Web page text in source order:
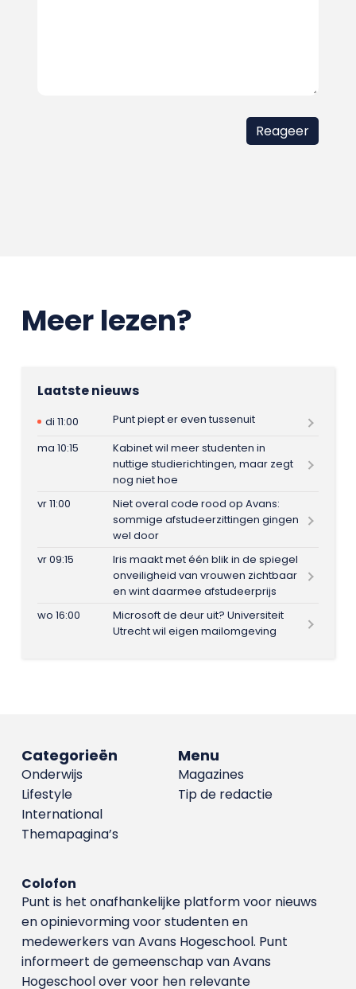
Meer lezen?
Laatste nieuws
di 11:00
Punt piept er even tussenuit
ma 10:15
Kabinet wil meer studenten in
nuttige studierichtingen, maar zegt
nog niet hoe
vr 11:00
Niet overal code rood op Avans:
sommige afstudeerzittingen gingen
wel door
vr 09:15
Iris maakt met één blik in de spiegel
onveiligheid van vrouwen zichtbaar
en wint daarmee afstudeerprijs
wo 16:00
Microsoft de deur uit? Universiteit
Utrecht wil eigen mailomgeving
Menu
Magazines
Tip de redactie
Categorieën
Onderwijs
Lifestyle
International
Themapagina’s
Colofon
Punt is het onafhankelijke platform voor nieuws
en opinievorming voor studenten en
medewerkers van Avans Hoge­school. Punt
informeert de gemeenschap van Avans
Hogeschool over voor hen relevante